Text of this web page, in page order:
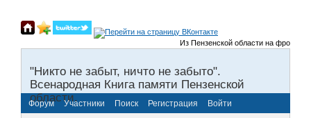
Из Пензенской области на фронты
"Никто не забыт, ничто не забыто".
Всенародная Книга памяти Пензенской
области.
Форум Участники Поиск Регистрация Войти